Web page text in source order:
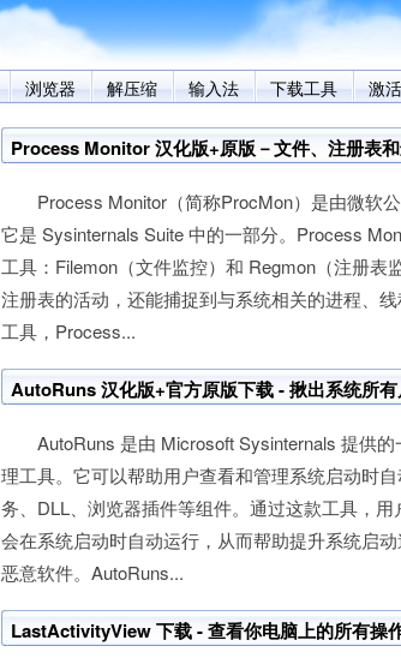
浏览器 解压缩 输入法 下载工具 激
Process Monitor 汉化版+原版－文件、注册表
Process Monitor（简称ProcMon）是由微软公
它是 Sysinternals Suite 中的一部分。Process
工具：Filemon（文件监控）和 Regmon（注册表
注册表的活动，还能捕捉到与系统相关的进程、
工具，Process...
AutoRuns 汉化版+官方原版下载 - 揪出系统所有
AutoRuns 是由 Microsoft Sysinternals 提供的
理工具。它可以帮助用户查看和管理系统启动时
务、DLL、浏览器插件等组件。通过这款工具，
会在系统启动时自动运行，从而帮助提升系统启
恶意软件。AutoRuns...
LastActivityView 下载 - 查看你电脑上的所有操